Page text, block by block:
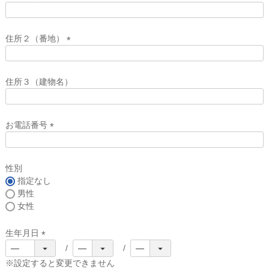
)
)
住所２（番地）
須
)
住所３（建物名）
お電話番号
性別
指定なし
男性
女性
生年月日
(
必
※設定すると変更できません